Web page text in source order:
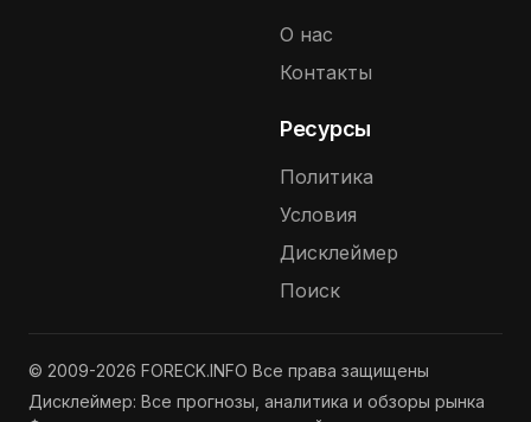
О нас
Контакты
Ресурсы
Политика
Условия
Дисклеймер
Поиск
© 2009-2026 FORECK.INFO Все права защищены
Дисклеймер: Все прогнозы, аналитика и обзоры рынка